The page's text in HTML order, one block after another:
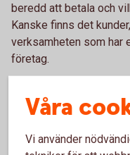
beredd att betala och
Kanske finns det
verksamheten som
företag.
Vad ska företagsköpet
Våra
Vi använder